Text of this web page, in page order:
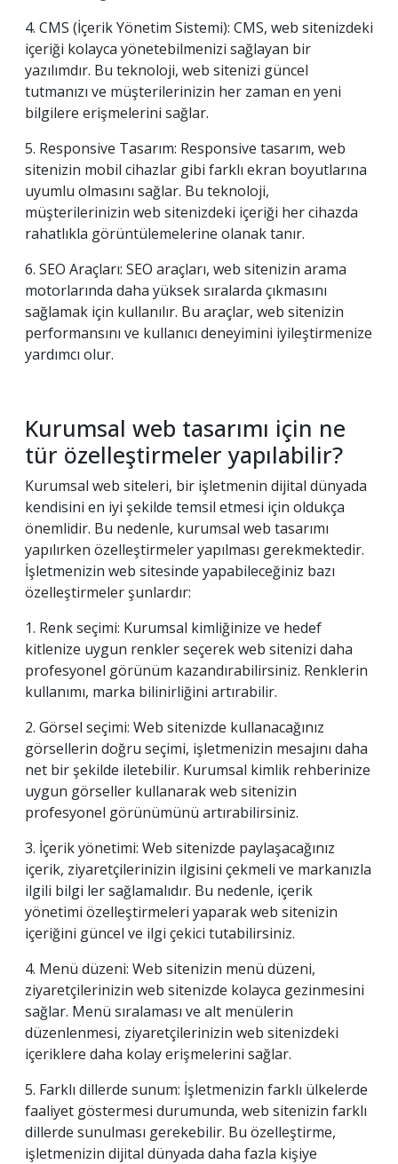
4. CMS (İçerik Yönetim Sistemi): CMS, web sitenizdeki
içeriği kolayca yönetebilmenizi sağlayan bir
yazılımdır. Bu teknoloji, web sitenizi güncel
tutmanızı ve müşterilerinizin her zaman en yeni
bilgilere erişmelerini sağlar.
5. Responsive Tasarım: Responsive tasarım, web
sitenizin mobil cihazlar gibi farklı ekran boyutlarına
uyumlu olmasını sağlar. Bu teknoloji,
müşterilerinizin web sitenizdeki içeriği her cihazda
rahatlıkla görüntülemelerine olanak tanır.
6. SEO Araçları: SEO araçları, web sitenizin arama
motorlarında daha yüksek sıralarda çıkmasını
sağlamak için kullanılır. Bu araçlar, web sitenizin
performansını ve kullanıcı deneyimini iyileştirmenize
yardımcı olur.
Kurumsal web tasarımı için ne
tür özelleştirmeler yapılabilir?
Kurumsal web siteleri, bir işletmenin dijital dünyada
kendisini en iyi şekilde temsil etmesi için oldukça
önemlidir. Bu nedenle, kurumsal web tasarımı
yapılırken özelleştirmeler yapılması gerekmektedir.
İşletmenizin web sitesinde yapabileceğiniz bazı
özelleştirmeler şunlardır:
1. Renk seçimi: Kurumsal kimliğinize ve hedef
kitlenize uygun renkler seçerek web sitenizi daha
profesyonel görünüm kazandırabilirsiniz. Renklerin
kullanımı, marka bilinirliğini artırabilir.
2. Görsel seçimi: Web sitenizde kullanacağınız
görsellerin doğru seçimi, işletmenizin mesajını daha
net bir şekilde iletebilir. Kurumsal kimlik rehberinize
uygun görseller kullanarak web sitenizin
profesyonel görünümünü artırabilirsiniz.
3. İçerik yönetimi: Web sitenizde paylaşacağınız
içerik, ziyaretçilerinizin ilgisini çekmeli ve markanızla
ilgili bilgi ler sağlamalıdır. Bu nedenle, içerik
yönetimi özelleştirmeleri yaparak web sitenizin
içeriğini güncel ve ilgi çekici tutabilirsiniz.
4. Menü düzeni: Web sitenizin menü düzeni,
ziyaretçilerinizin web sitenizde kolayca gezinmesini
sağlar. Menü sıralaması ve alt menülerin
düzenlenmesi, ziyaretçilerinizin web sitenizdeki
içeriklere daha kolay erişmelerini sağlar.
5. Farklı dillerde sunum: İşletmenizin farklı ülkelerde
faaliyet göstermesi durumunda, web sitenizin farklı
dillerde sunulması gerekebilir. Bu özelleştirme,
işletmenizin dijital dünyada daha fazla kişiye